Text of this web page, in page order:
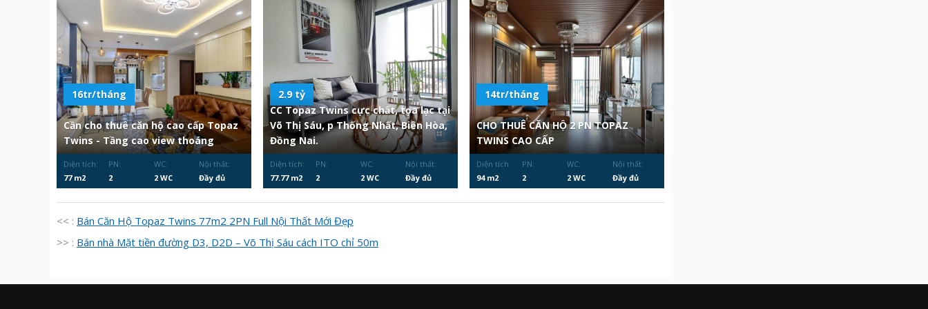
16tr/tháng
Cần cho thuê căn hộ cao cấp Topaz
Twins - Tầng cao view thoáng
Diện tích:
77 m2
PN:
2
WC:
2 WC
Nội thất:
Đầy đủ
2.9 tỷ
CC Topaz Twins cực chất, tọa lạc tại
Võ Thị Sáu, p Thống Nhất, Biên Hòa,
Đồng Nai.
Diện tích:
77.77 m2
PN:
2
WC:
2 WC
Nội thất:
Đầy đủ
14tr/tháng
CHO THUÊ CĂN HỘ 2 PN TOPAZ
TWINS CAO CẤP
Diện tích:
94 m2
PN:
2
WC:
2 WC
Nội thất:
Đầy đủ
<< : Bán Căn Hộ Topaz Twins 77m2 2PN Full Nội Thất Mới Đẹp
>> : Bán nhà Mặt tiền đường D3, D2D – Võ Thị Sáu cách ITO chỉ 50m